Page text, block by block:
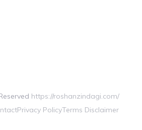
https://roshanzindagi.com/
Privacy PolicyTerms Disclaimer